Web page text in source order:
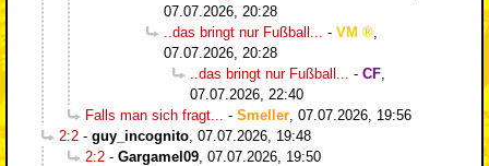
07.07.2026, 20:28
..das bringt nur Fußball...
- VM
07.07.2026, 20:28
..das bringt nur Fußball...
- CF
07.07.2026, 22:40
Falls man sich fragt...
- Smeller 07.07.2026, 19:56
2:2 - guy_incognito 07.07.2026, 19:48
2:2 - Gargamel09 07.07.2026, 19:50